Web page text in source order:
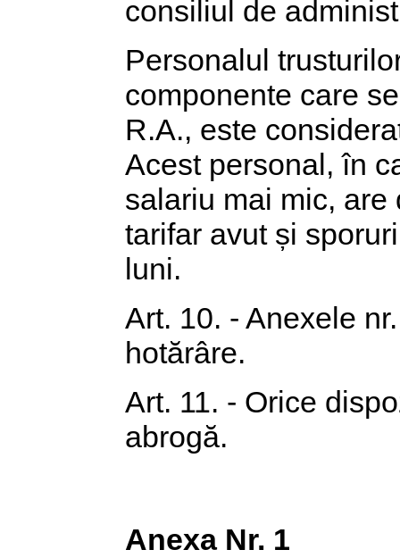
consiliul de
Personalul
componente care
R.A., este
Acest personal, în
salariu mai mic,
tarifar avut și
luni.
Art. 10. - Anexele
hotărâre.
Art. 11. - Orice
abrogă.
Anexa Nr. 1